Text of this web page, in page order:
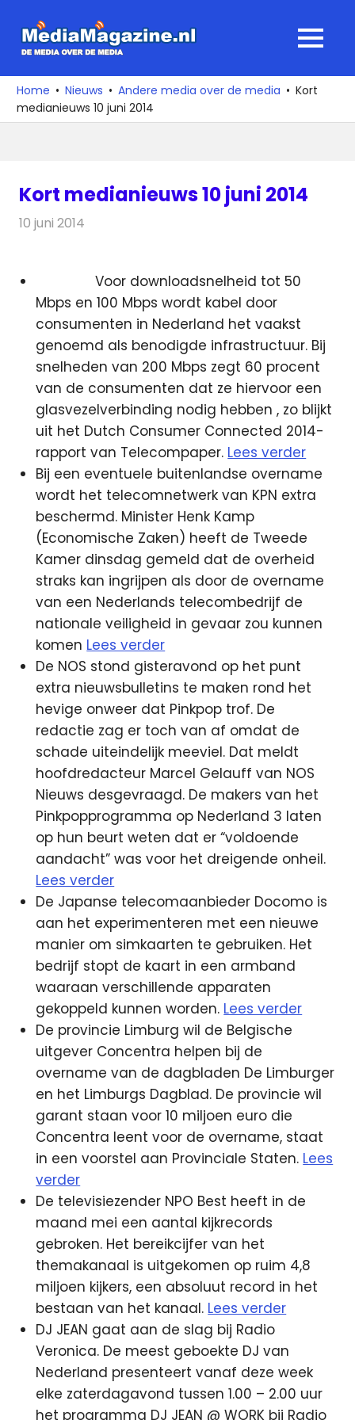
naar
media
over
de
MENU
Home Nieuws Andere media over de media
Kort
medianieuws 10 juni 2014
Kort medianieuws 10 juni 2014
10 juni 2014
Voor downloadsnelheid tot 50
Mbps en 100 Mbps wordt kabel door
consumenten in Nederland het vaakst
genoemd als benodigde infrastructuur. Bij
snelheden van 200 Mbps zegt 60 procent
van de consumenten dat ze hiervoor een
glasvezelverbinding nodig hebben, zo blijkt
uit het Dutch Consumer Connected 2014-
rapport van Telecompaper. Lees verder
Bij een eventuele buitenlandse overname
wordt het telecomnetwerk van KPN extra
beschermd. Minister Henk Kamp
(Economische Zaken) heeft de Tweede
Kamer dinsdag gemeld dat de overheid
straks kan ingrijpen als door de overname
van een Nederlands telecombedrijf de
nationale veiligheid in gevaar zou kunnen
komen Lees verder
De NOS stond gisteravond op het punt
extra nieuwsbulletins te maken rond het
hevige onweer dat Pinkpop trof. De
redactie zag er toch van af omdat de
schade uiteindelijk meeviel. Dat meldt
hoofdredacteur Marcel Gelauff van NOS
Nieuws desgevraagd. De makers van het
Pinkpopprogramma op Nederland 3 laten
op hun beurt weten dat er “voldoende
aandacht” was voor het dreigende onheil.
Lees verder
De Japanse telecomaanbieder Docomo is
aan het experimenteren met een nieuwe
manier om simkaarten te gebruiken. Het
bedrijf stopt de kaart in een armband
waaraan verschillende apparaten
gekoppeld kunnen worden. Lees verder
De provincie Limburg wil de Belgische
uitgever Concentra helpen bij de
overname van de dagbladen De Limburger
en het Limburgs Dagblad. De provincie wil
garant staan voor 10 miljoen euro die
Concentra leent voor de overname, staat
in een voorstel aan Provinciale Staten. Lees
verder
De televisiezender NPO Best heeft in de
maand mei een aantal kijkrecords
gebroken. Het bereikcijfer van het
themakanaal is uitgekomen op ruim 4,8
miljoen kijkers, een absoluut record in het
bestaan van het kanaal. Lees verder
DJ JEAN gaat aan de slag bij Radio
Veronica. De meest geboekte DJ van
Nederland presenteert vanaf deze week
elke zaterdagavond tussen 1.00 – 2.00 uur
het programma DJ JEAN @ WORK bij Radio